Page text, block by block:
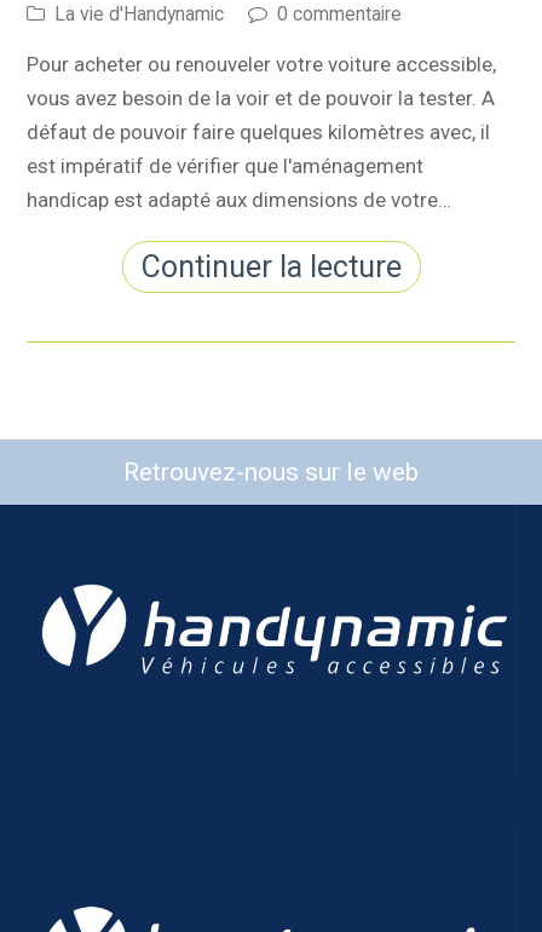
La vie d'Handynamic
0 commentaire
Pour acheter ou renouveler votre voiture accessible,
vous avez besoin de la voir et de pouvoir la tester. A
défaut de pouvoir faire quelques kilomètres avec, il
est impératif de vérifier que l'aménagement
handicap est adapté aux dimensions de votre…
Continuer la lecture
Retrouvez-nous sur le web